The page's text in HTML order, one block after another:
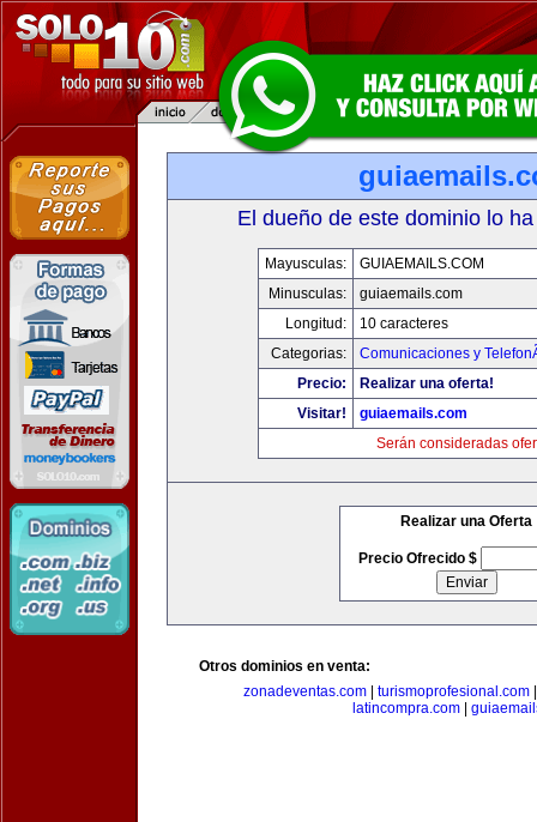
El dueño de este dominio lo
Mayusculas:
GUIAEMAILS.COM
Minusculas:
guiaemails.com
Longitud:
10 caracteres
Categorias:
Comunicaciones y
Precio:
Realizar una oferta!
Visitar!
guiaemails.com
Serán consideradas
Realizar una Oferta
Precio Ofrecido $
Otros dominios en venta:
zonadeventas.com| turismoprofesional.com
latincompra.com|